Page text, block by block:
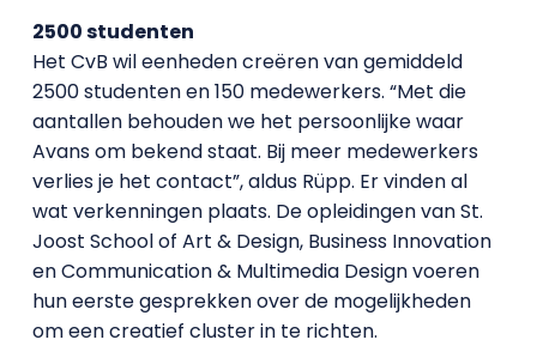
2500 studenten
Het CvB wil eenheden creëren van gemiddeld
2500 studenten en 150 medewerkers. “Met die
aantallen behouden we het persoonlijke waar
Avans om bekend staat. Bij meer medewerkers
verlies je het contact”, aldus Rüpp. Er vinden al
wat verkenningen plaats. De opleidingen van St.
Joost School of Art & Design, Business Innovation
en Communication & Multimedia Design voeren
hun eerste gesprekken over de mogelijkheden
om een creatief cluster in te richten.